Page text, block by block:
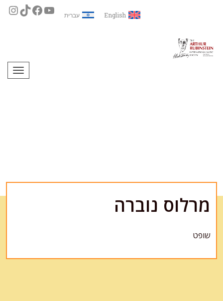
English עברית
מרלוס נוברה
שופט